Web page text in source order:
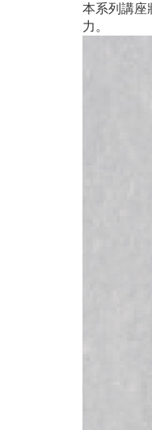
本系列講座
力。